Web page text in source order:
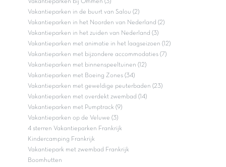
Vakantieparken bij Ommen (3)
Vakantieparken in de buurt van Salou (2)
Vakantieparken in het Noorden van Nederland (2)
Vakantieparken in het zuiden van Nederland (3)
Vakantieparken met animatie in het laagseizoen (12)
Vakantieparken met bijzondere accommodaties (7)
Vakantieparken met binnenspeeltuinen (12)
Vakantieparken met Boeing Zones (34)
Vakantieparken met geweldige peuterbaden (23)
Vakantieparken met overdekt zwembad (14)
Vakantieparken met Pumptrack (9)
Vakantieparken op de Veluwe (3)
4 sterren Vakantieparken Frankrijk
Kindercamping Frankrijk
Vakantiepark met zwembad Frankrijk
Boomhutten